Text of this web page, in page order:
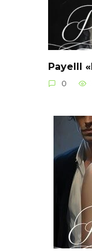
Payelll
0